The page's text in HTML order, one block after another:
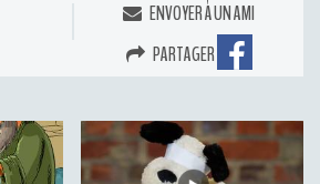
ENVOYER À UN AMI
PARTAGER